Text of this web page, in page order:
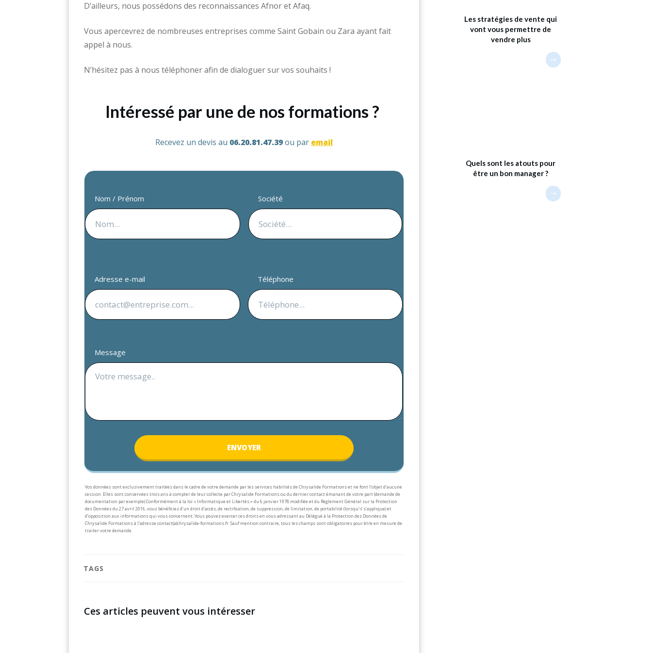
D’ailleurs, nous possédons des reconnaissances Afnor et Afaq.
Vous apercevrez de nombreuses entreprises comme Saint Gobain ou Zara ayant fait
appel à nous.
N’hésitez pas à nous téléphoner afin de dialoguer sur vos souhaits !
Intéressé par une de nos formations ?
Recevez un devis au 06.20.81.47.39ou par email
Nom / Prénom Société
Adresse e-mail Téléphone
Message
ENVOYER
Vos données sont exclusivement traitées dans le cadre de votre demande par les services habilités de Chrysalide Formations et ne font l’objet d’aucune
cession. Elles sont conservées trois ans à compter de leur collecte par Chrysalide Formations ou du dernier contact émanant de votre part (demande de
documentation par exemple).Conformément à la loi « Informatique et Libertés » du 6 janvier 1978 modifiée et du Règlement Général sur la Protection
des Données du 27 avril 2016, vous bénéficiez d’un droit d’accès, de rectification, de suppression, de limitation, de portabilité (lorsqu’il s’applique) et
d’opposition aux informations qui vous concernent. Vous pouvez exercer ces droits en vous adressant au Délégué à la Protection des Données de
Chrysalide Formations à l’adresse contact(a)chrysalide-formations.fr.Sauf mention contraire, tous les champs sont obligatoires pour être en mesure de
traiter votre demande.
TAGS
Ces articles peuvent vous intéresser
Les stratégies de vente qui
vont vous permettre de
vendre plus
Quels sont les atouts pour
être un bon manager ?